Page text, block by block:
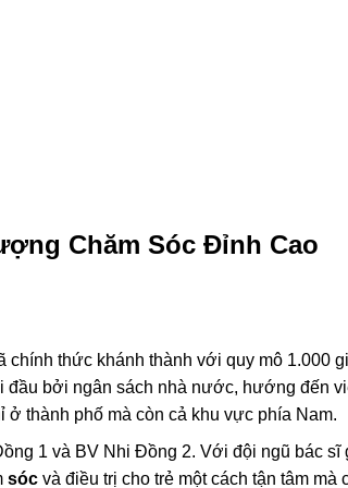
Chăm Sóc Đỉnh Cao
chính thức khánh thành với quy mô 1.000
bởi ngân sách nhà nước, hướng đến
ở thành phố mà còn cả khu vực phía Nam.
1 và BV Nhi Đồng 2. Với đội ngũ bác sĩ
sóc và điều trị cho trẻ một cách tận tâm mà